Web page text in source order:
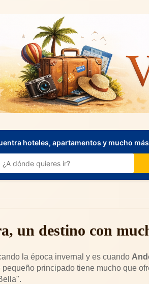
hoteles, apartamentos y mucho
un destino con
la época invernal y es cuando
pequeño principado tiene mucho que